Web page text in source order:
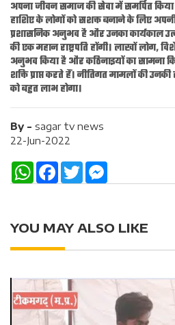
अपना जीवन समाज की सेवा में समर्पित
हाशिए के लोगों को सशक्त बनाने के लिए
प्रशासनिक अनुभव है और उनका कार्यकाल
की एक महान राष्ट्रपति होंगी। लाखों लोग,
अनुभव किया है और कठिनाइयों का सामना
शक्ति प्राप्त करते हैं। नीतिगत मामलों की
को बहुत लाभ होगा।
By - sagar tv news
22-Jun-2022
W
h
A
p
p
F
a
o
o
k
T
w
e
r
n
g
r
YOU MAY ALSO LIKE